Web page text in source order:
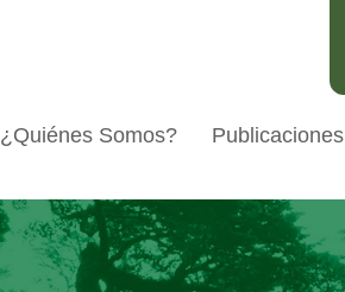
¿Quiénes Somos? Publicaciones